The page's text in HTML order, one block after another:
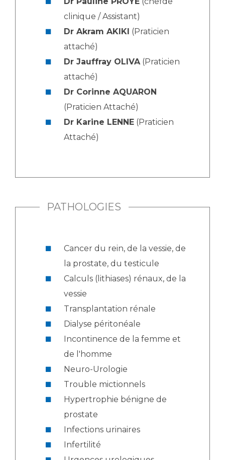
clinique / Assistant)
Dr Akram AKIKI (Praticien
attaché)
Dr Jauffray OLIVA(Praticien
attaché)
Dr Corinne AQUARON
(Praticien Attaché)
Dr Karine LENNE (Praticien
Attaché)
PATHOLOGIES
Cancer du rein, de la vessie, de
la prostate, du testicule
Calculs (lithiases) rénaux, de la
vessie
Transplantation rénale
Dialyse péritonéale
Incontinence de la femme et
de l'homme
Neuro-Urologie
Trouble mictionnels
Hypertrophie bénigne de
prostate
Infections urinaires
Infertilité